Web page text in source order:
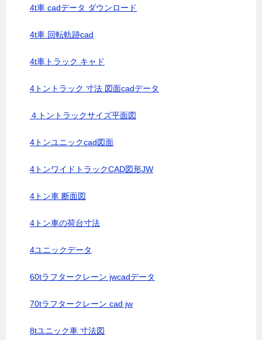
4t車 cadデータ ダウンロード
4t車 回転軌跡cad
4t車トラック キャド
4トントラック 寸法 図面cadデータ
４トントラックサイズ平面図
4トンユニックcad図面
4トンワイドトラックCAD図形JW
4トン車 断面図
4トン車の荷台寸法
4ユニックデータ
60tラフタークレーン jwcadデータ
70tラフタークレーン cad jw
8tユニック車 寸法図